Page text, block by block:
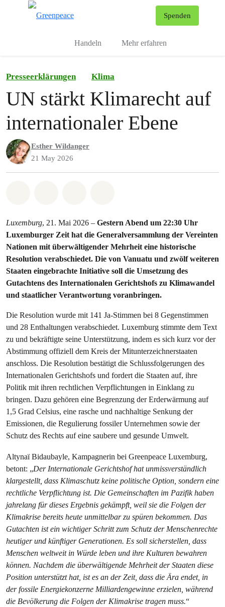
Spenden
Handeln Mehr erfahren
Presseerklärungen Klima
UN stärkt Klimarecht auf
internationaler Ebene
Esther Wildanger
21 May 2026
Luxemburg, 21. Mai 2026 – Gestern Abend um 22:30 Uhr
Luxemburger Zeit hat die Generalversammlung der Vereinten
Nationen mit überwältigender Mehrheit eine historische
Resolution verabschiedet. Die von Vanuatu und zwölf weiteren
Staaten eingebrachte Initiative soll die Umsetzung des
Gutachtens des Internationalen Gerichtshofs zu Klimawandel
und staatlicher Verantwortung voranbringen.
Die Resolution wurde mit 141 Ja-Stimmen bei 8 Gegenstimmen
und 28 Enthaltungen verabschiedet. Luxemburg stimmte dem Text
zu und bekräftigte seine Unterstützung, indem es sich kurz vor der
Abstimmung offiziell dem Kreis der Mitunterzeichnerstaaten
anschloss. Die Resolution bestätigt die Schlussfolgerungen des
Internationalen Gerichtshofs und fordert die Staaten auf, ihre
Politik mit ihren rechtlichen Verpflichtungen in Einklang zu
bringen. Dazu gehören eine Begrenzung der Erderwärmung auf
1,5 Grad Celsius, eine rasche und nachhaltige Senkung der
Emissionen, die Regulierung fossiler Unternehmen sowie der
Schutz des Rechts auf eine saubere und gesunde Umwelt.
Altynaï Bidaubayle, Kampagnerin bei Greenpeace Luxemburg,
betont: „Der Internationale Gerichtshof hat unmissverständlich
klargestellt, dass Klimaschutz keine politische Option, sondern eine
rechtliche Verpflichtung ist. Die Gemeinschaften im Pazifik haben
jahrelang für dieses Ergebnis gekämpft, weil sie die Folgen der
Klimakrise bereits heute unmittelbar zu spüren bekommen. Das
Gutachten ist ein wichtiger Schritt zum Schutz der Menschenrechte
heutiger und künftiger Generationen. Es soll sicherstellen, dass
Menschen weltweit in Würde leben und ihre Kulturen bewahren
können. Nachdem die überwältigende Mehrheit der Staaten diese
Position unterstützt hat, ist es an der Zeit, dass die Ära endet, in
der fossile Energiekonzerne Milliardengewinne erzielen, während
die Bevölkerung die Folgen der Klimakrise tragen muss.“